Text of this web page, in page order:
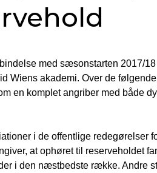
med sæsonstarten 2017/
Wiens akademi. Over de
en komplet angriber med både
i de offentlige redegørelser
at ophøret til reserveholdet
i den næstbedste række. Andre